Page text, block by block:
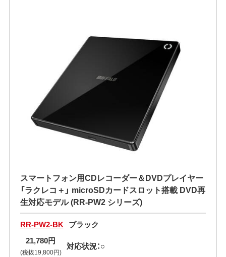
スマートフォン用CDレコーダー＆DVDプレイヤー
「ラクレコ＋」 microSDカードスロット搭載 DVD再
生対応モデル (RR-PW2 シリーズ)
RR-PW2-BK ブラック
21,780円
(税抜19,800円)
対応状況：○